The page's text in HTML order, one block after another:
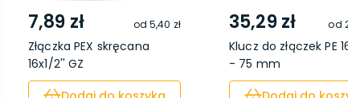
7,89 zł od5,40 zł
Złączka PEX skręcana
16x1/2'' GZ
35,29 zł od
Klucz do złączek PE 16
- 75 mm